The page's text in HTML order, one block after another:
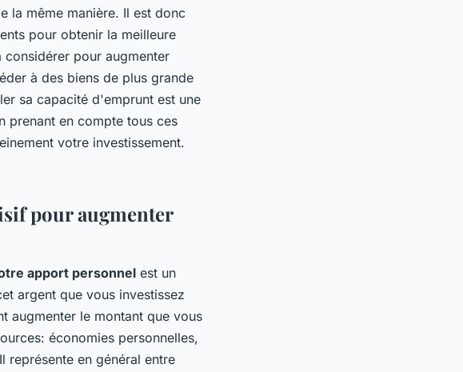
la même manière. Il est donc
pour obtenir la meilleure
pour augmenter
à des biens de plus grande
sa capacité d'emprunt est une
prenant en compte tous ces
votre investissement.
pour augmenter
apport personnel est un
argent que vous investissez
augmenter le montant que vous
économies personnelles,
représente en général entre